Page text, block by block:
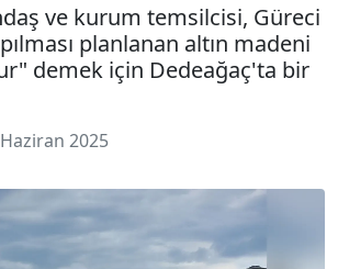
ve kurum temsilcisi, Güreci
planlanan altın madeni
demek için Dedeağaç'ta bir
2025